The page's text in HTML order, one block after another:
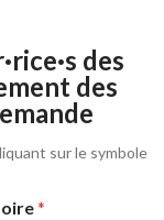
des
des
sur le symbole
*